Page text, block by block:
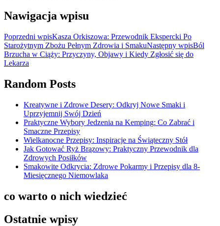
Nawigacja wpisu
Poprzedni wpisKasza Orkiszowa: Przewodnik Ekspercki Po
Starożytnym Zbożu Pełnym Zdrowia i SmakuNastępny wpisBól
Brzucha w Ciąży: Przyczyny, Objawy i Kiedy Zgłosić się do
Lekarza
Random Posts
Kreatywne i Zdrowe Desery: Odkryj Nowe Smaki i
Uprzyjemnij Swój Dzień
Praktyczne Wybory Jedzenia na Kemping: Co Zabrać i
Smaczne Przepisy
Wielkanocne Przepisy: Inspiracje na Świąteczny Stół
Jak Gotować Ryż Brązowy: Praktyczny Przewodnik dla
Zdrowych Posiłków
Smakowite Odkrycia: Zdrowe Pokarmy i Przepisy dla 8-
Miesięcznego Niemowlaka
co warto o nich wiedzieć
Ostatnie wpisy